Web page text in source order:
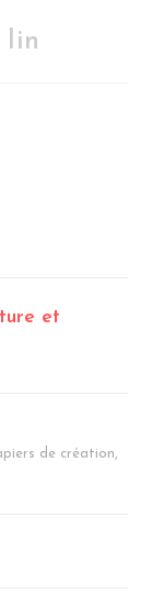
lin
et
de création,